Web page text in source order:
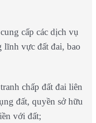
cung cấp các dịch vụ
lĩnh vực đất đai, bao
chấp đất đai liên
đất, quyền sở hữu
với đất;